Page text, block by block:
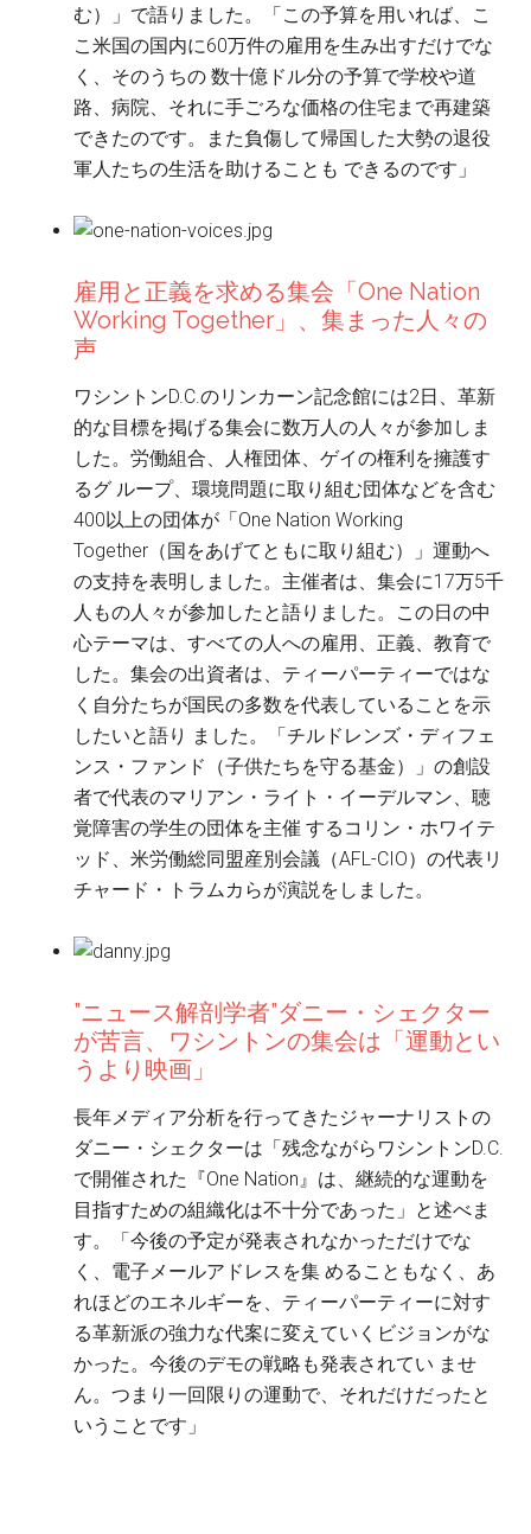
む）」で語りました。「この予算を用いれば、こ
こ米国の国内に60万件の雇用を生み出すだけでな
く、そのうちの 数十億ドル分の予算で学校や道
路、病院、それに手ごろな価格の住宅まで再建築
できたのです。また負傷して帰国した大勢の退役
軍人たちの生活を助けることも できるのです」
雇用と正義を求める集会「One Nation
Working Together」、集まった人々の
声
ワシントンD.C.のリンカーン記念館には2日、革新
的な目標を掲げる集会に数万人の人々が参加しま
した。労働組合、人権団体、ゲイの権利を擁護す
るグ ループ、環境問題に取り組む団体などを含む
400以上の団体が「One Nation Working
Together（国をあげてともに取り組む）」運動へ
の支持を表明しました。主催者は、集会に17万5千
人もの人々が参加したと語りました。この日の中
心テーマは、すべての人への雇用、正義、教育で
した。集会の出資者は、ティーパーティーではな
く自分たちが国民の多数を代表していることを示
したいと語り ました。「チルドレンズ・ディフェ
ンス・ファンド（子供たちを守る基金）」の創設
者で代表のマリアン・ライト・イーデルマン、聴
覚障害の学生の団体を主催 するコリン・ホワイテ
ッド、米労働総同盟産別会議（AFL-CIO）の代表リ
チャード・トラムカらが演説をしました。
”ニュース解剖学者”ダニー・シェクター
が苦言、ワシントンの集会は「運動とい
うより映画」
長年メディア分析を行ってきたジャーナリストの
ダニー・シェクターは「残念ながらワシントンD.C.
で開催された『One Nation』は、継続的な運動を
目指すための組織化は不十分であった」と述べま
す。「今後の予定が発表されなかっただけでな
く、電子メールアドレスを集 めることもなく、あ
れほどのエネルギーを、ティーパーティーに対す
る革新派の強力な代案に変えていくビジョンがな
かった。今後のデモの戦略も発表されてい ませ
ん。つまり一回限りの運動で、それだけだったと
いうことです」